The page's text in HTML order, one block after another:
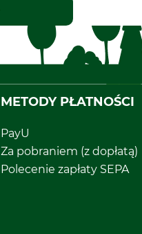
METODY PŁATNOŚCI
PayU
Za pobraniem (z dopłatą)
Polecenie zapłaty SEPA